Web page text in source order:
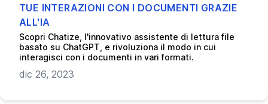
TUE INTERAZIONI CON I DOCUMENTI GRAZIE
ALL'IA
Scopri Chatize, l'innovativo assistente di lettura file
basato su ChatGPT, e rivoluziona il modo in cui
interagisci con i documenti in vari formati.
dic 26, 2023